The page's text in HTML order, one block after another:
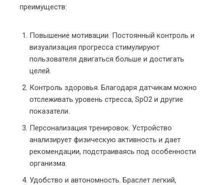
преимуществ:
Повышение мотивации. Постоянный контроль и
визуализация прогресса стимулируют
пользователя двигаться больше и достигать
целей.
Контроль здоровья. Благодаря датчикам можно
отслеживать уровень стресса, SpO2 и другие
показатели.
Персонализация тренировок. Устройство
анализирует физическую активность и дает
рекомендации, подстраиваясь под особенности
организма.
Удобство и автономность. Браслет легкий,